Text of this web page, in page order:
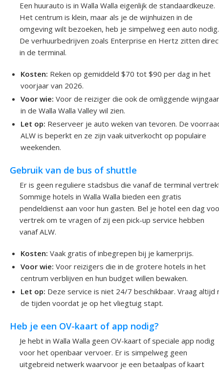
Een huurauto is in Walla Walla eigenlijk de standaardkeuze.
Het centrum is klein, maar als je de wijnhuizen in de
omgeving wilt bezoeken, heb je simpelweg een auto nodig.
De verhuurbedrijven zoals Enterprise en Hertz zitten
in de terminal.
Kosten: Reken op gemiddeld $70 tot $90 per dag in het
voorjaar van 2026.
Voor wie: Voor de reiziger die ook de omliggende
in de Walla Walla Valley wil zien.
Let op: Reserveer je auto weken van tevoren. De
ALW is beperkt en ze zijn vaak uitverkocht op populaire
weekenden.
Gebruik van de bus of shuttle
Er is geen reguliere stadsbus die vanaf de terminal
Sommige hotels in Walla Walla bieden een gratis
pendeldienst aan voor hun gasten. Bel je hotel een dag
vertrek om te vragen of zij een pick-up service hebben
vanaf ALW.
Kosten: Vaak gratis of inbegrepen bij je kamerprijs.
Voor wie: Voor reizigers die in de grotere hotels in het
centrum verblijven en hun budget willen bewaken.
Let op: Deze service is niet 24/7 beschikbaar. Vraag altijd
de tijden voordat je op het vliegtuig stapt.
Heb je een OV-kaart of app nodig?
Je hebt in Walla Walla geen OV-kaart of speciale app nodig
voor het openbaar vervoer. Er is simpelweg geen
uitgebreid netwerk waarvoor je een betaalpas of kaart